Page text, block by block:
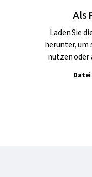
Als
Laden Sie
herunter, um
nutzen oder